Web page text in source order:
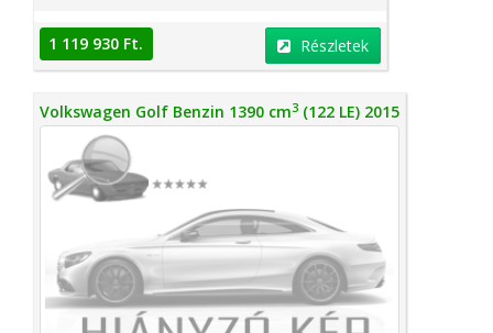
1 119 930 Ft. Részletek
Volkswagen Golf Benzin 1390 cm3 (122 LE) 2015